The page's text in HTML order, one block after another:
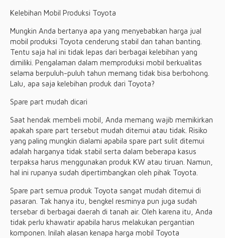
Kelebihan Mobil Produksi Toyota
Mungkin Anda bertanya apa yang menyebabkan harga jual
mobil produksi Toyota cenderung stabil dan tahan banting.
Tentu saja hal ini tidak lepas dari berbagai kelebihan yang
dimiliki. Pengalaman dalam memproduksi mobil berkualitas
selama berpuluh-puluh tahun memang tidak bisa berbohong.
Lalu, apa saja kelebihan produk dari Toyota?
Spare part mudah dicari
Saat hendak membeli mobil, Anda memang wajib memikirkan
apakah spare part tersebut mudah ditemui atau tidak. Risiko
yang paling mungkin dialami apabila spare part sulit ditemui
adalah harganya tidak stabil serta dalam beberapa kasus
terpaksa harus menggunakan produk KW atau tiruan. Namun,
hal ini rupanya sudah dipertimbangkan oleh pihak Toyota.
Spare part semua produk Toyota sangat mudah ditemui di
pasaran. Tak hanya itu, bengkel resminya pun juga sudah
tersebar di berbagai daerah di tanah air. Oleh karena itu, Anda
tidak perlu khawatir apabila harus melakukan pergantian
komponen. Inilah alasan kenapa harga mobil Toyota